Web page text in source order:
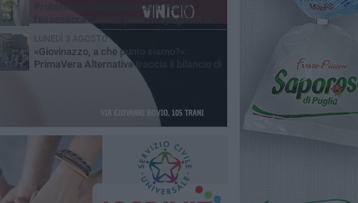
Problemi raccolta plastica in Puglia:
l'assessora Ciliento prova a spegnere le
LUNEDÌ 3 AGOSTO
«Giovinazzo, a che punto siamo?»:
PrimaVera Alternativa traccia il bilancio di
di Sollecito